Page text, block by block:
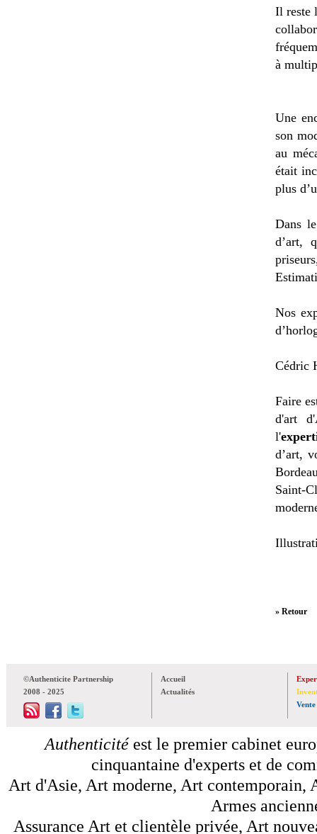
Il reste
à
Une
son
au
était
plus
Dans
d’art,
Nos
Cédric
Faire
d'art
l'
d’art,
Saint-
» Retour
©Authenticite Partnership
2008 - 2025
Accueil
Actualités
Vente
Authenticitéest le premier cabinet
cinquantaine d'experts et de
Art d'Asie, Art moderne, Art contemporain,
Armes
Assurance Art et clientèle privée, Art